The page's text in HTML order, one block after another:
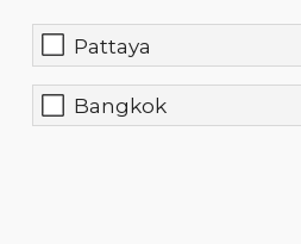
Pattaya
Bangkok